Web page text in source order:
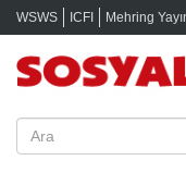
WSWS ICFI Mehring